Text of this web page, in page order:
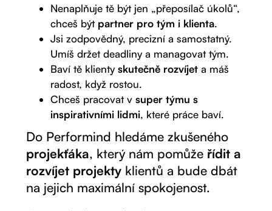
Nenaplňuje tě být jen „přeposílač úkolů“,
chceš být partner pro tým i klienta.
Jsi zodpovědný, precizní a samostatný.
Umíš držet deadliny a managovat tým.
Baví tě klientyskutečně rozvíjet a máš
radost, když rostou.
Chceš pracovat vsuper týmu s
inspirativními lidmi, které práce baví.
Do Performind hledáme zkušeného
projekťáka, který nám pomůže řídit a
rozvíjet projekty klientů a bude dbát
na jejich maximální spokojenost.